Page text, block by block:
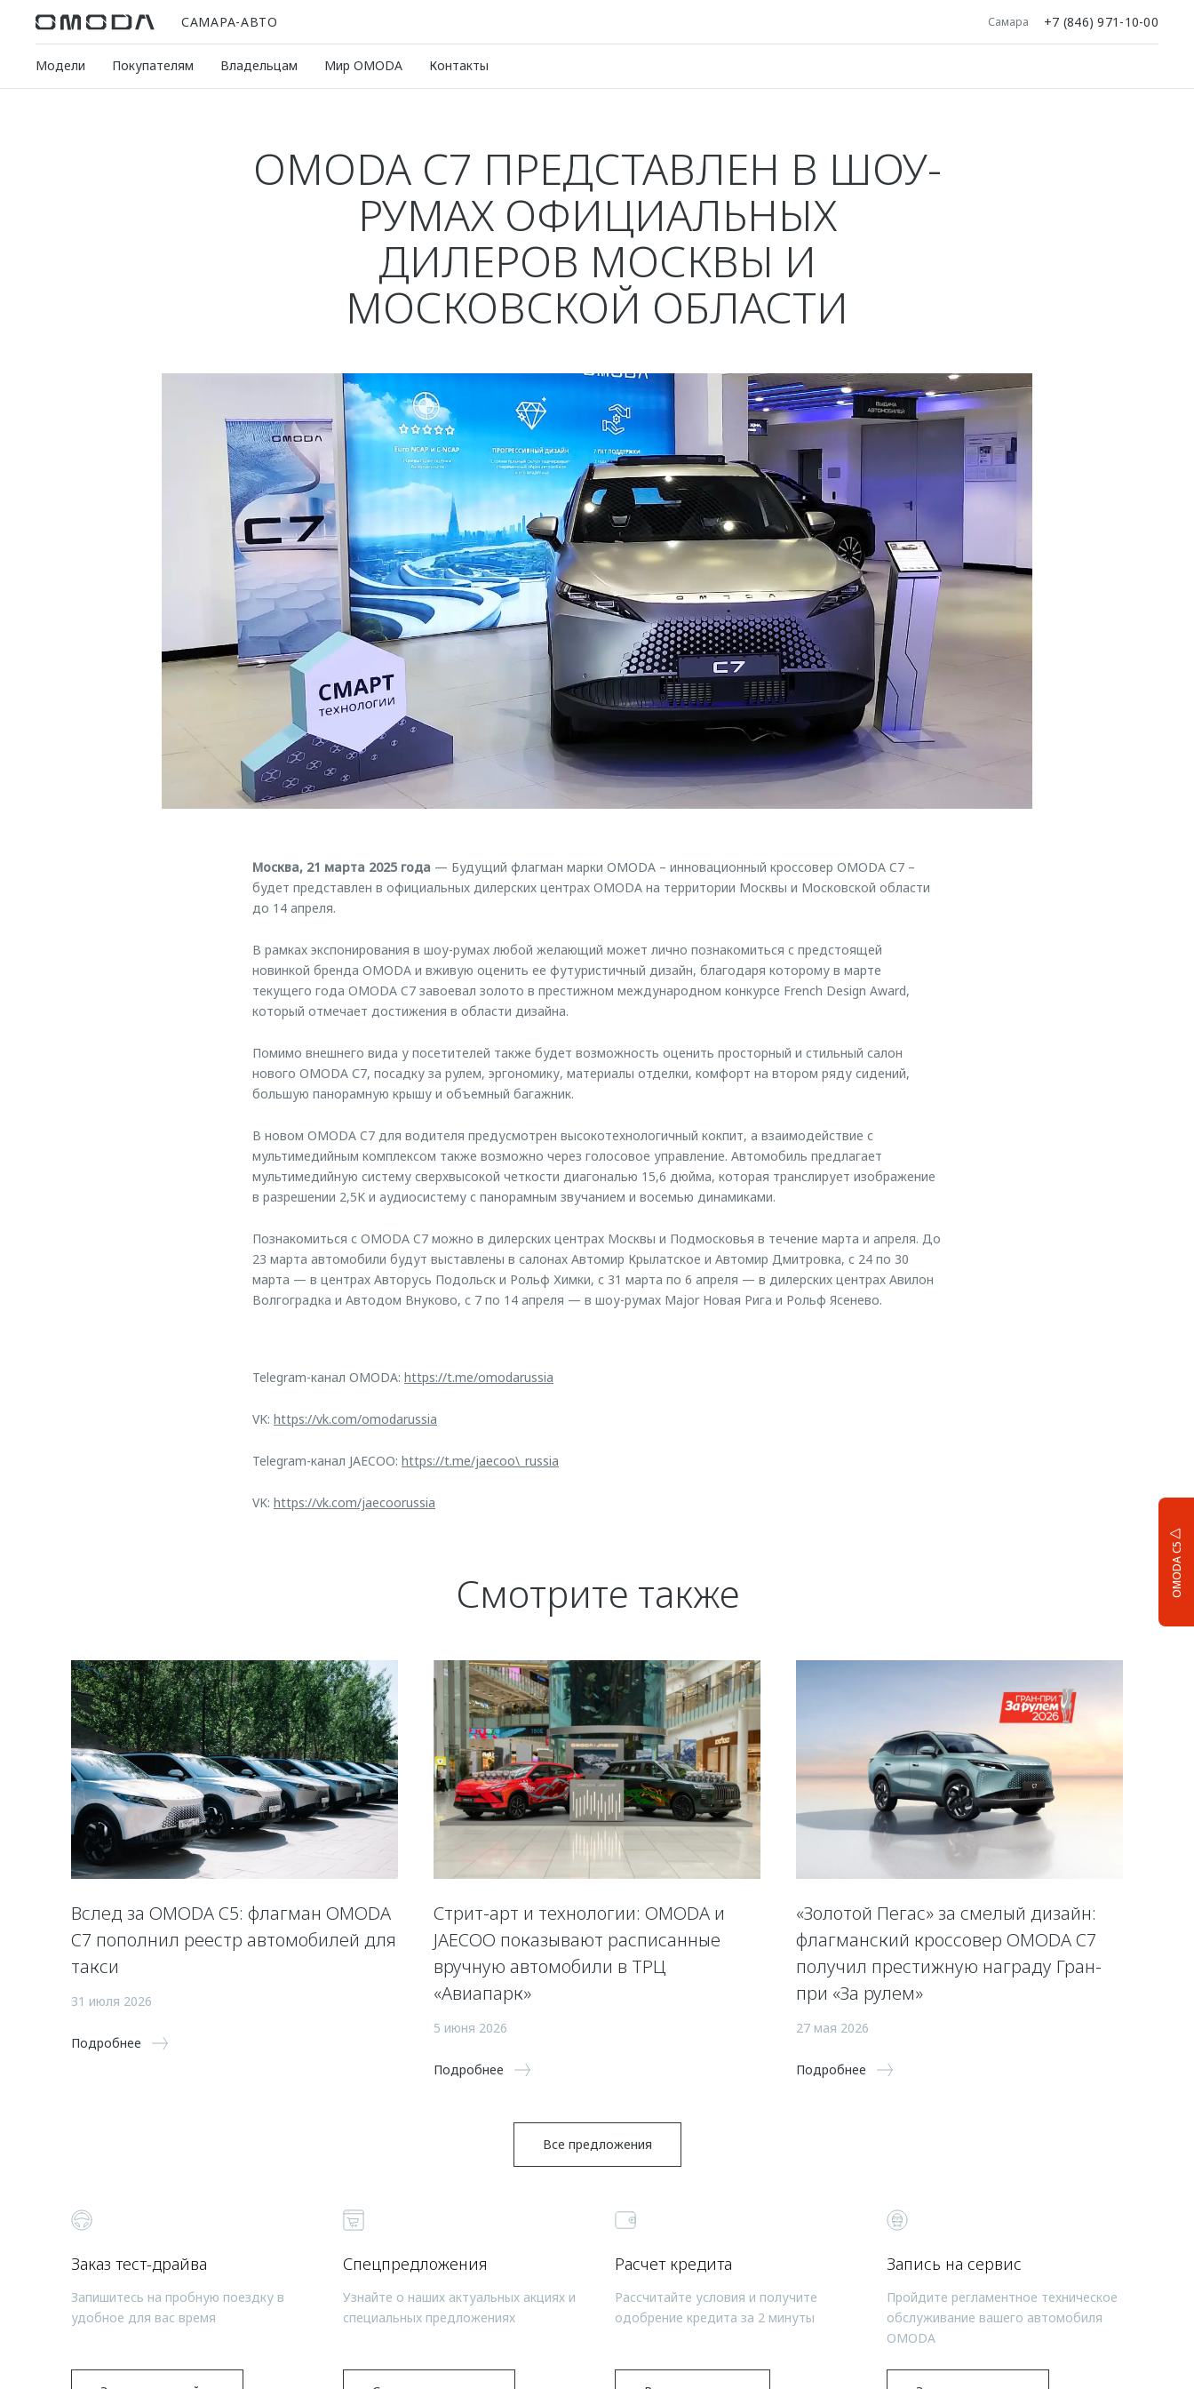
САМАРА-АВТО Самара +7 (846) 971-10-00
Модели Покупателям Владельцам Мир OMODA Контакты
OMODA C5
OMODA C7 ПРЕДСТАВЛЕН В ШОУ-
РУМАХ ОФИЦИАЛЬНЫХ
ДИЛЕРОВ МОСКВЫ И
МОСКОВСКОЙ ОБЛАСТИ
Москва, 21 марта 2025 года — Будущий флагман марки OMODA – инновационный кроссовер OMODA C7 –
будет представлен в официальных дилерских центрах OMODA на территории Москвы и Московской области
до 14 апреля.
В рамках экспонирования в шоу-румах любой желающий может лично познакомиться с предстоящей
новинкой бренда OMODA и вживую оценить ее футуристичный дизайн, благодаря которому в марте
текущего года OMODA C7 завоевал золото в престижном международном конкурсе French Design Award,
который отмечает достижения в области дизайна.
Помимо внешнего вида у посетителей также будет возможность оценить просторный и стильный салон
нового OMODA С7, посадку за рулем, эргономику, материалы отделки, комфорт на втором ряду сидений,
большую панорамную крышу и объемный багажник.
В новом OMODA C7 для водителя предусмотрен высокотехнологичный кокпит, а взаимодействие с
мультимедийным комплексом также возможно через голосовое управление. Автомобиль предлагает
мультимедийную систему сверхвысокой четкости диагональю 15,6 дюйма, которая транслирует изображение
в разрешении 2,5K и аудиосистему с панорамным звучанием и восемью динамиками.
Познакомиться с OMODA C7 можно в дилерских центрах Москвы и Подмосковья в течение марта и апреля. До
23 марта автомобили будут выставлены в салонах Автомир Крылатское и Автомир Дмитровка, с 24 по 30
марта — в центрах Авторусь Подольск и Рольф Химки, с 31 марта по 6 апреля — в дилерских центрах Авилон
Волгоградка и Автодом Внуково, с 7 по 14 апреля — в шоу-румах Major Новая Рига и Рольф Ясенево.
Telegram-канал OMODA: https://t.me/omodarussia
VK: https://vk.com/omodarussia
Telegram-канал JAECOO: https://t.me/jaecoo\_russia
VK: https://vk.com/jaecoorussia
Смотрите также
Вслед за OMODA C5: флагман OMODA
C7 пополнил реестр автомобилей для
такси
31 июля 2026
Подробнее
Стрит-арт и технологии: OMODA и
JAECOO показывают расписанные
вручную автомобили в ТРЦ
«Авиапарк»
5 июня 2026
Подробнее
«Золотой Пегас» за смелый дизайн:
флагманский кроссовер OMODA C7
получил престижную награду Гран-
при «За рулем»
27 мая 2026
Подробнее
Все предложения
Заказ тест-драйва
Запишитесь на пробную поездку в
удобное для вас время
Спецпредложения
Узнайте о наших актуальных акциях и
специальных предложениях
Расчет кредита
Рассчитайте условия и получите
одобрение кредита за 2 минуты
Запись на сервис
Пройдите регламентное техническое
обслуживание вашего автомобиля
OMODA